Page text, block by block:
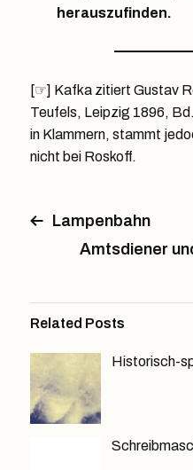
herauszufinden.
[☞] Kafka zitiert Gustav
Teufels, Leipzig 1896,
in Klammern, stammt
nicht bei Roskoff.
Lampenbahn
Amtsdiener
Related Posts
Historisch-